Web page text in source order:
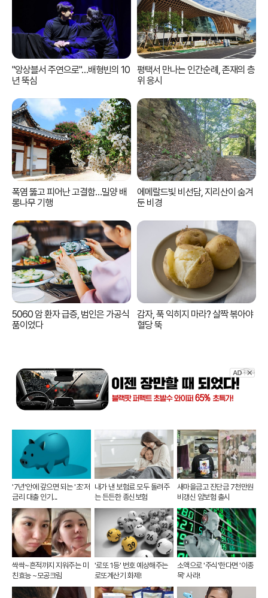
"앙상블서 주연으로"…배형빈의 10
년 뚝심
평택서 만나는 인간순례, 존재의 층
위 응시
폭염 뚫고 피어난 고결함…밀양 배
롱나무 기행
에메랄드빛 비선담, 지리산이 숨겨
둔 비경
5060 암 환자 급증, 범인은 가공식
품이었다
감자, 푹 익히지 마라? 살짝 볶아야
혈당 뚝
'7년'안에 갚으면 되는 '초'저
금리 대출 인기...
내가 낸 보험료 모두 돌려주
는 든든한 종신보험
새마을금고 진단금 7천만원
비갱신 암보험 출시
싹싹~흔적까지 지워주는 미
친효능 ~모공크림
'로또 1등' 번호 예상해주는
로또계산기 화제!
소액으로 '주식'한다면 '이종
목' 사라!